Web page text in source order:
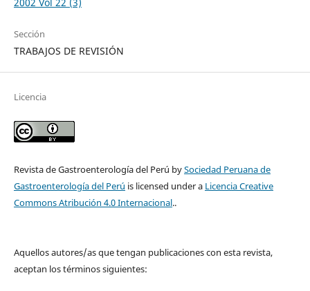
2002 Vol 22 (3)
Sección
TRABAJOS DE REVISIÓN
Licencia
Revista de Gastroenterología del Perú bySociedad Peruana de
Gastroenterología del Perú is licensed under a Licencia Creative
Commons Atribución 4.0 Internacional..
Aquellos autores/as que tengan publicaciones con esta revista,
aceptan los términos siguientes: